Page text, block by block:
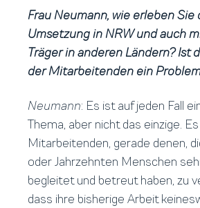
Frau Neumann, wie erleben Sie
Umsetzung in NRW und auch
Träger in anderen Ländern? Ist
der Mitarbeitenden ein
Neumann: Es ist auf jeden Fall
Thema, aber nicht das einzige.
Mitarbeitenden, gerade denen,
oder Jahrzehnten Menschen
begleitet und betreut haben, zu
dass ihre bisherige Arbeit